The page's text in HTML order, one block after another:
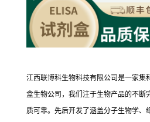
江西联博科生物科技有限公司是一家集
盒生物公司，我们注于生物产品的不断
质可靠。先后开发了涵盖分子生物学、